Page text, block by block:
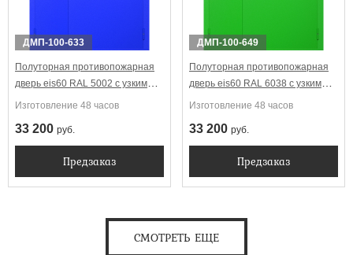
ДМП-100-633
Полуторная противопожарная
дверь eis60 RAL 5002 с узким
стеклопакетом
Изготовление 48 часов
33 200 руб.
Предзаказ
ДМП-100-649
Полуторная противопожарная
дверь eis60 RAL 6038 с узким
стеклопакетом
Изготовление 48 часов
33 200 руб.
Предзаказ
СМОТРЕТЬ ЕЩЕ